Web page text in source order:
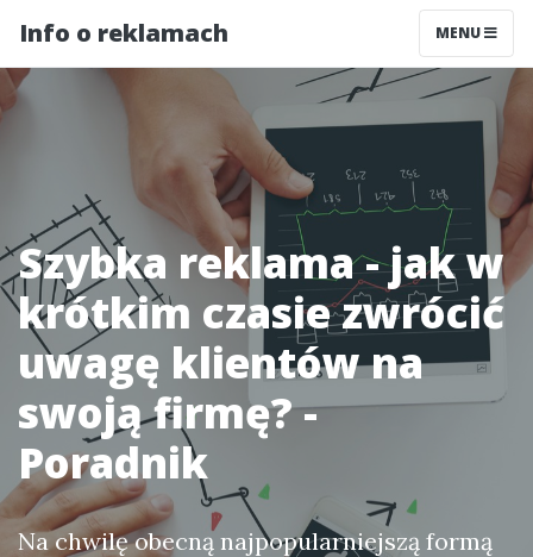
Info o reklamach MENU
Szybka reklama - jak w
krótkim czasie zwrócić
uwagę klientów na
swoją firmę? -
Poradnik
Na chwilę obecną najpopularniejszą formą